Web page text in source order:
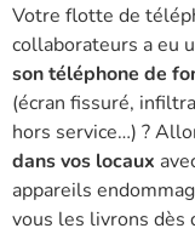
Votre flotte de
collaborateurs a eu
son téléphone de
(écran fissuré,
hors service…) ?
dans vos locaux
appareils
vous les livrons dès